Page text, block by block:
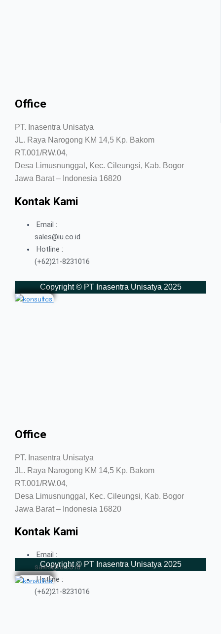
Office
PT. Inasentra Unisatya
JL. Raya Narogong KM 14,5 Kp. Bakom
RT.001/RW.04,
Desa Limusnunggal, Kec. Cileungsi, Kab. Bogor
Jawa Barat – Indonesia 16820
Kontak Kami
Email :
sales@iu.co.id
Hotline :
(+62)21-8231016
Copyright © PT Inasentra Unisatya 2025
Office
PT. Inasentra Unisatya
JL. Raya Narogong KM 14,5 Kp. Bakom
RT.001/RW.04,
Desa Limusnunggal, Kec. Cileungsi, Kab. Bogor
Jawa Barat – Indonesia 16820
Kontak Kami
Email :
sales@iu.co.id
Hotline :
(+62)21-8231016
Copyright © PT Inasentra Unisatya 2025